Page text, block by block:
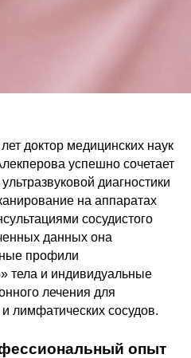
доктор медицинских наук
успешно сочетает
диагностики
на аппаратах
сосудистого
данных она
профили
тела и индивидуальные
лечения для
лимфатических сосудов.
опыт